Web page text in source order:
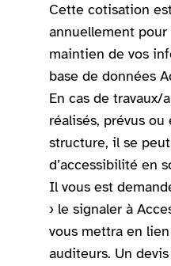
Cette cotisation
annuellement
maintien de vos
base de données
En cas de travaux/
réalisés, prévus
structure, il se
d’accessibilité en
Il vous est
› le signaler à
vous mettra en
auditeurs. Un